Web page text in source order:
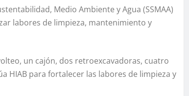
Medio Ambiente y Agua (SSMAA)
labores de limpieza, mantenimiento y
un cajón, dos retroexcavadoras, cuatro
HIAB para fortalecer las labores de limpieza y